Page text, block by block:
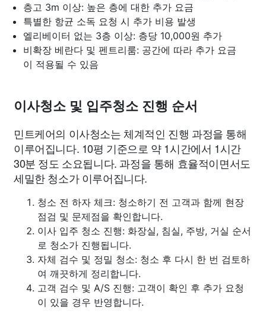
층고 3m 이상: 높은 층에 대한 추가 요금
특별한 항균 소독 요청 시 추가 비용 발생
엘리베이터 없는 3층 이상: 층당 10,000원 추가
비확장 베란다 및 펜트리룸: 공간에 따라 추가 요금
이 적용될 수 있음
이사청소 및 입주청소 진행 순서
민트케어의 이사청소는 체계적인 진행 과정을 통해
이루어집니다. 10평 기준으로 약 1시간에서 1시간
30분 정도 소요됩니다. 과정을 통해 효율적이면서도
세밀한 청소가 이루어집니다.
청소 전 하자 체크: 청소하기 전 고객과 함께 현장
점검 및 문제점을 확인합니다.
이사 입주 청소 진행: 화장실, 침실, 주방, 거실 순서
로 청소가 진행됩니다.
자체 검수 및 정밀 청소: 청소 후 다시 한 번 검토하
여 깨끗하게 정리합니다.
고객 검수 및 A/S 진행: 고객이 확인 후 추가 요청
이 있을 경우 반영합니다.